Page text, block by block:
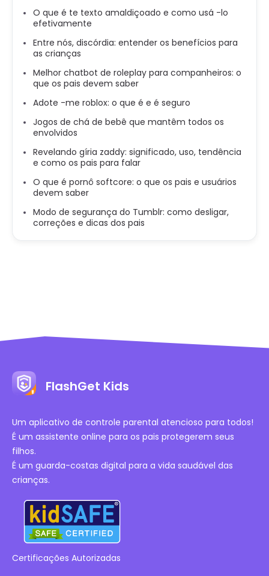
O que é te texto amaldiçoado e como usá -lo
efetivamente
Entre nós, discórdia: entender os benefícios para
as crianças
Melhor chatbot de roleplay para companheiros: o
que os pais devem saber
Adote -me roblox: o que é e é seguro
Jogos de chá de bebê que mantêm todos os
envolvidos
Revelando gíria zaddy: significado, uso, tendência
e como os pais para falar
O que é pornô softcore: o que os pais e usuários
devem saber
Modo de segurança do Tumblr: como desligar,
correções e dicas dos pais
FlashGet Kids
Um aplicativo de controle parental atencioso para todos!
É um assistente online para os pais protegerem seus
filhos.
É um guarda-costas digital para a vida saudável das
crianças.
Certificações Autorizadas